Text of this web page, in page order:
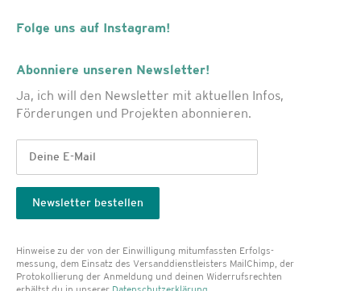
Folge uns auf Instagram!
Abonniere unseren Newsletter!
Ja, ich will den Newsletter mit aktuellen Infos,
Förderungen und Projekten abonnieren.
Hinweise zu der von der Einwilligung mitumfassten Erfolgs­
messung, dem Einsatz des Versanddienst­leisters MailChimp, der
Protokollierung der Anmeldung und deinen Widerrufsrechten